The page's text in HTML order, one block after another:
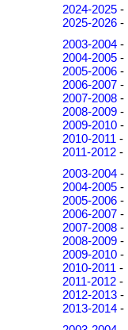
2024-2025 -
2025-2026 -
2003-2004 -
2004-2005 -
2005-2006 -
2006-2007 -
2007-2008 -
2008-2009 -
2009-2010 -
2010-2011 -
2011-2012 -
2003-2004 -
2004-2005 -
2005-2006 -
2006-2007 -
2007-2008 -
2008-2009 -
2009-2010 -
2010-2011 -
2011-2012 -
2012-2013 -
2013-2014 -